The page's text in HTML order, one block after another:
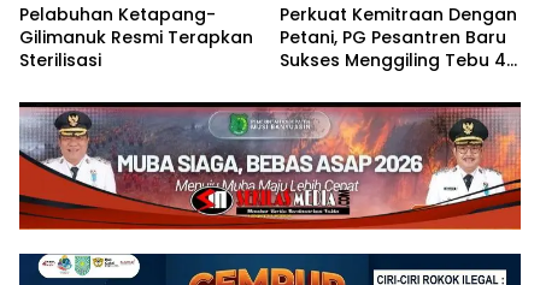
Pelabuhan Ketapang-
Gilimanuk Resmi Terapkan
Sterilisasi
Perkuat Kemitraan Dengan
Petani, PG Pesantren Baru
Sukses Menggiling Tebu 4